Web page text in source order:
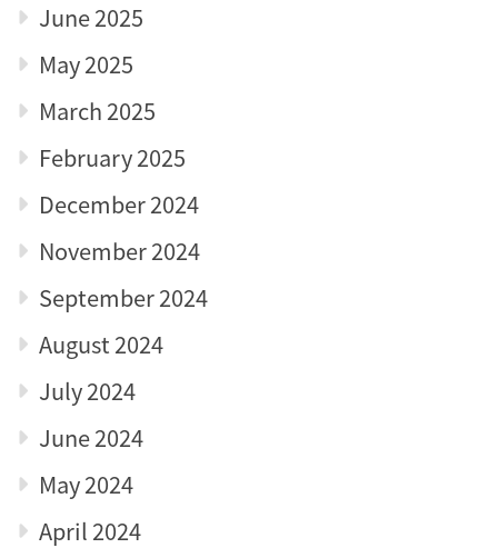
June 2025
May 2025
March 2025
February 2025
December 2024
November 2024
September 2024
August 2024
July 2024
June 2024
May 2024
April 2024